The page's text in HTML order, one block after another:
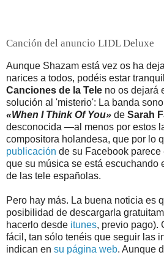
Canción del anuncio LIDL Deluxe
Aunque Shazam está vez os ha
narices a todos, podéis estar
Canciones de la Tele no os dejará
solución al 'misterio': La banda
«When I Think Of You» de Sarah
desconocida —al menos por estos
compositora holandesa, que por lo
publicación de su Facebook parece
que su música se está escuchando
de las tele españolas.
Pero hay más. La buena noticia es
posibilidad de descargarla
hacerlo desde itunes, previo pago).
fácil, tan sólo tenéis que seguir las
indican en su página web. Aunque